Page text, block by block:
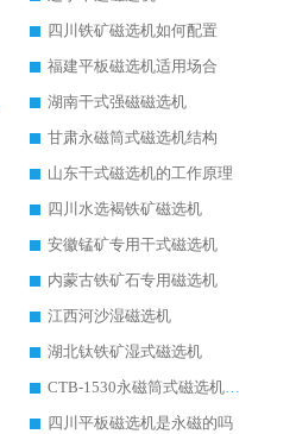
四川铁矿磁选机如何配置
福建平板磁选机适用场合
湖南干式强磁磁选机
甘肃永磁筒式磁选机结构
山东干式磁选机的工作原理
四川水选褐铁矿磁选机
安徽锰矿专用干式磁选机
内蒙古铁矿石专用磁选机
江西河沙湿磁选机
湖北钛铁矿湿式磁选机
CTB-1530永磁筒式磁选机代理商
四川平板磁选机是永磁的吗